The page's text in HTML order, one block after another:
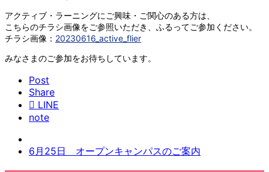
アクティブ・ラーニングにご興味・ご関心のある方は、
こちらのチラシ画像をご参照いただき、ふるってご参加ください。
チラシ画像： 20230616_active_flier
みなさまのご参加をお待ちしています。
Post
Share
LINE
note
6月25日 オープンキャンパスのご案内